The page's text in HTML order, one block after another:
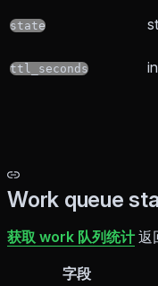
state
ttl_seconds
Work queue
获取 work 队列统计返
字段